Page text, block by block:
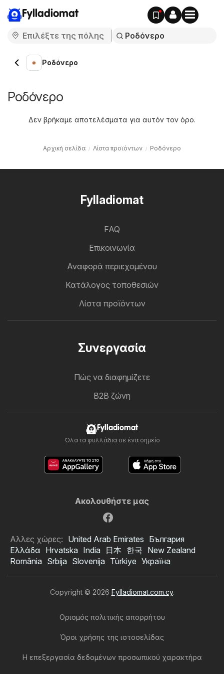
Fylladiomat
Ροδόνερο
Ροδόνερο
Δεν βρήκαμε αποτελέσματα για αυτόν τον όρο.
Αρχική σελίδα Λίστα προϊόντων Ροδόνερο
Fylladiomat
FAQ
Επικοινωνία
Αναφορά περιεχομένου
Κατάλογος τοποθεσιών
Λίστα προϊόντων
Συνεργασία
Πώς να διαφημίζετε
B2B ζώνη
Fylladiomat
Όλα τα φυλλάδια σε ένα σημείο
Ακολουθήστε μας
Αλλες χώρες: United Arab Emirates България
Ελλάδα Hrvatska India 日本 한국 New Zealand
România Srbija Slovenija Türkiye Україна
Copyright © 2026 Fylladiomat.com.cy.
Ορισμός πολιτικής απορρήτου
Όροι χρήσης της ιστοσελίδας
Η επεξεργασία δεδομένων προσωπικού χαρακτήρα